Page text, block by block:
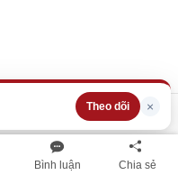
Bình luận Chia sẻ
Theo dõi ×